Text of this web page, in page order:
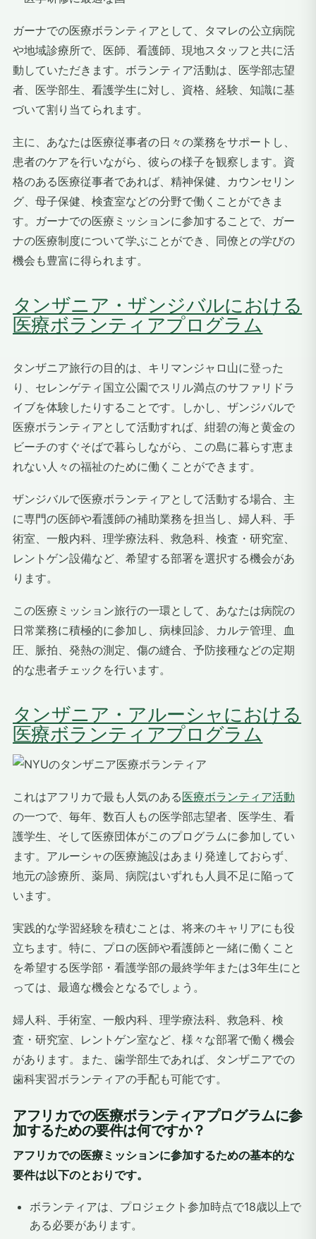
ガーナでの医療ボランティアとして、タマレの公立病院
や地域診療所で、医師、看護師、現地スタッフと共に活
動していただきます。ボランティア活動は、医学部志望
者、医学部生、看護学生に対し、資格、経験、知識に基
づいて割り当てられます。
主に、あなたは医療従事者の日々の業務をサポートし、
患者のケアを行いながら、彼らの様子を観察します。資
格のある医療従事者であれば、精神保健、カウンセリン
グ、母子保健、検査室などの分野で働くことができま
す。ガーナでの医療ミッションに参加することで、ガー
ナの医療制度について学ぶことができ、同僚との学びの
機会も豊富に得られます。
タンザニア・ザンジバルにおける
医療ボランティアプログラム
タンザニア旅行の目的は、キリマンジャロ山に登った
り、セレンゲティ国立公園でスリル満点のサファリドラ
イブを体験したりすることです。しかし、ザンジバルで
医療ボランティアとして活動すれば、紺碧の海と黄金の
ビーチのすぐそばで暮らしながら、この島に暮らす恵ま
れない人々の福祉のために働くことができます。
ザンジバルで医療ボランティアとして活動する場合、主
に専門の医師や看護師の補助業務を担当し、婦人科、手
術室、一般内科、理学療法科、救急科、検査・研究室、
レントゲン設備など、希望する部署を選択する機会があ
ります。
この医療ミッション旅行の一環として、あなたは病院の
日常業務に積極的に参加し、病棟回診、カルテ管理、血
圧、脈拍、発熱の測定、傷の縫合、予防接種などの定期
的な患者チェックを行います。
タンザニア・アルーシャにおける
医療ボランティアプログラム
これはアフリカで最も人気のある医療ボランティア活動
の一つで、毎年、数百人もの医学部志望者、医学生、看
護学生、そして医療団体がこのプログラムに参加してい
ます。アルーシャの医療施設はあまり発達しておらず、
地元の診療所、薬局、病院はいずれも人員不足に陥って
います。
実践的な学習経験を積むことは、将来のキャリアにも役
立ちます。特に、プロの医師や看護師と一緒に働くこと
を希望する医学部・看護学部の最終学年または3年生にと
っては、最適な機会となるでしょう。
婦人科、手術室、一般内科、理学療法科、救急科、検
査・研究室、レントゲン室など、様々な部署で働く機会
があります。また、歯学部生であれば、タンザニアでの
歯科実習ボランティアの手配も可能です。
アフリカでの医療ボランティアプログラムに参
加するための要件は何ですか？
アフリカでの医療ミッションに参加するための基本的な
要件は以下のとおりです。
ボランティアは、プロジェクト参加時点で18歳以上で
ある必要があります。